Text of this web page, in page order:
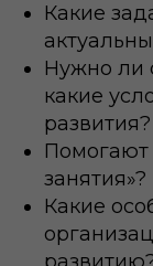
Какие
Нужно ли
какие
развития?
занятия»?
Какие